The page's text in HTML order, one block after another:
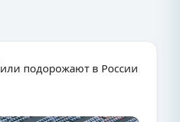
подорожают в России